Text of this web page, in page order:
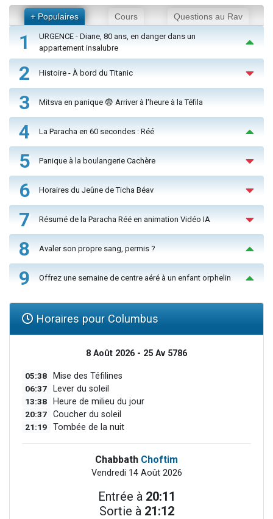
+ Populaires Cours Questions au Rav
1
URGENCE - Diane, 80 ans, en danger dans un
appartement insalubre
2 Histoire - À bord du Titanic
3 Mitsva en panique 😨 Arriver à l'heure à la Téfila
4 La Paracha en 60 secondes : Réé
5 Panique à la boulangerie Cachère
6 Horaires du Jeûne de Ticha Béav
7 Résumé de la Paracha Réé en animation Vidéo IA
8 Avaler son propre sang, permis ?
9 Offrez une semaine de centre aéré à un enfant orphelin
Horaires pour Columbus
8 Août 2026 - 25 Av 5786
05:38 Mise des Téfilines
06:37 Lever du soleil
13:38 Heure de milieu du jour
20:37 Coucher du soleil
21:19 Tombée de la nuit
Chabbath Choftim
Vendredi 14 Août 2026
Entrée à 20:11
Sortie à 21:12